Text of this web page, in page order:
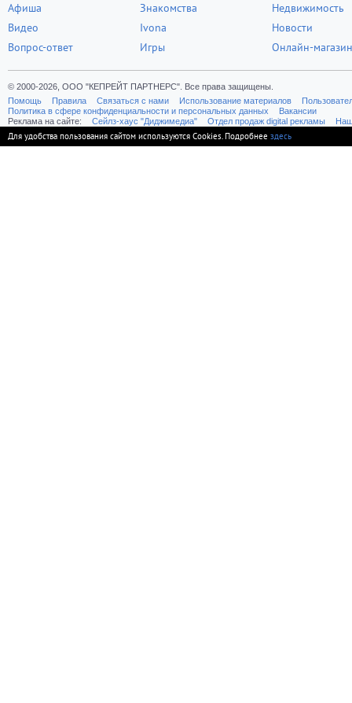
Афиша
Видео
Вопрос-ответ
Знакомства
Ivona
Игры
Недвижимость
Новости
Онлайн-магазин
© 2000-2026, ООО "КЕПРЕЙТ ПАРТНЕРС". Все права защищены.
Помощь
Правила Связаться с нами Использование материалов
Политика в сфере конфиденциальности и персональных данных
Вакансии
Реклама на сайте:
Cейлз-хаус "Диджимедиа" Отдел продаж digital рекламы
Для удобства пользования сайтом используются Cookies. Подробнее здесь